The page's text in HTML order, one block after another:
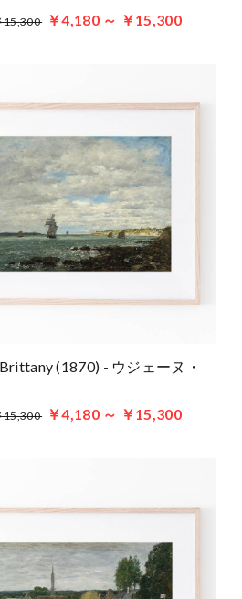
15,300 ￥4,180 ～ ￥15,300
(1870) - ウジェーヌ・
15,300 ￥4,180 ～ ￥15,300